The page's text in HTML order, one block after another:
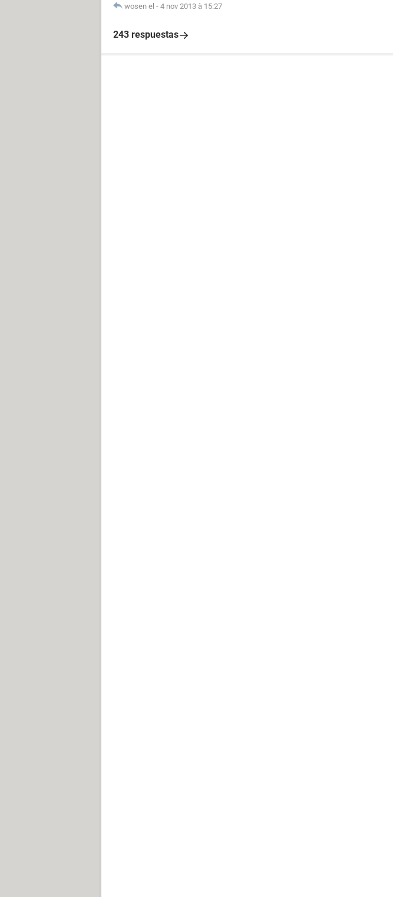
wosen el - 4 nov 2013 à 15:27
243 respuestas